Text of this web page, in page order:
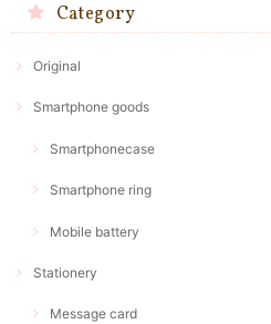
Category
Original
Smartphone goods
Smartphonecase
Smartphone ring
Mobile battery
Stationery
Message card